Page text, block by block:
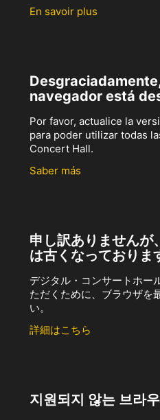
En savoir plus
navegador está
Por favor, actualice la
para poder utilizar todas
Concert Hall.
Saber más
申し訳ありませんが
は古くなっておりま
デジタル・コンサートホー
ただくために、ブラウザを
い。
詳細はこちら
지원되지 않는 브라